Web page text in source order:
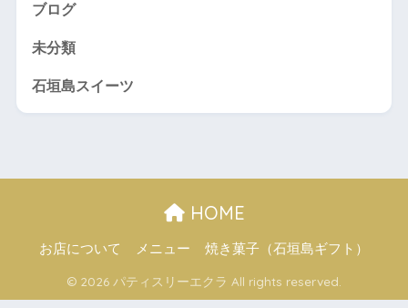
ブログ
未分類
石垣島スイーツ
HOME
お店について メニュー 焼き菓子（石垣島ギフト）
© 2026 パティスリーエクラ All rights reserved.